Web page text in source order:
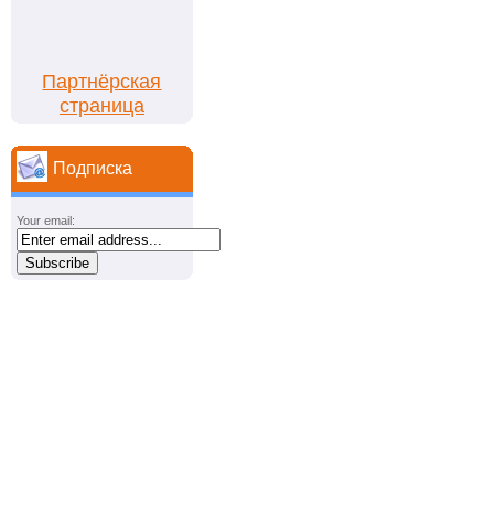
Партнёрская
страница
Подписка
Your email: